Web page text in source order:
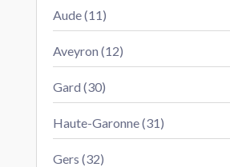
Aude (11)
Aveyron (12)
Gard (30)
Haute-Garonne (31)
Gers (32)